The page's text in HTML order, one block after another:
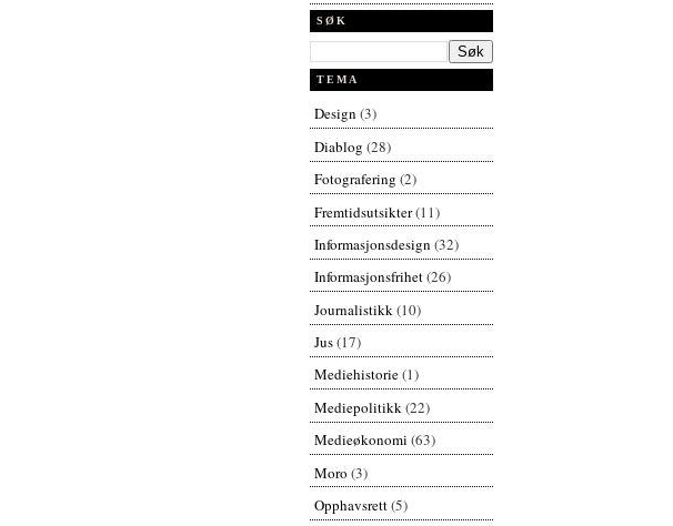
SØK
TEMA
Design (3)
Diablog (28)
Fotografering (2)
Fremtidsutsikter(11)
Informasjonsdesign (32)
Informasjonsfrihet(26)
Journalistikk(10)
Jus(17)
Mediehistorie(1)
Mediepolitikk(22)
Medieøkonomi (63)
Moro (3)
Opphavsrett(5)